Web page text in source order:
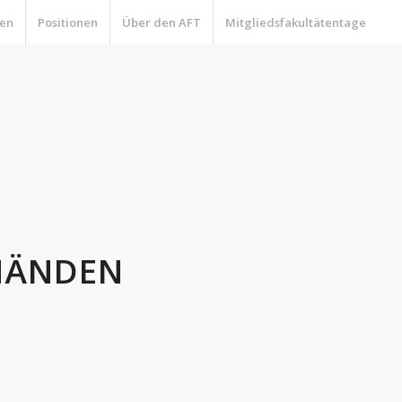
Positionen Über den AFT Mitgliedsfakultätentage